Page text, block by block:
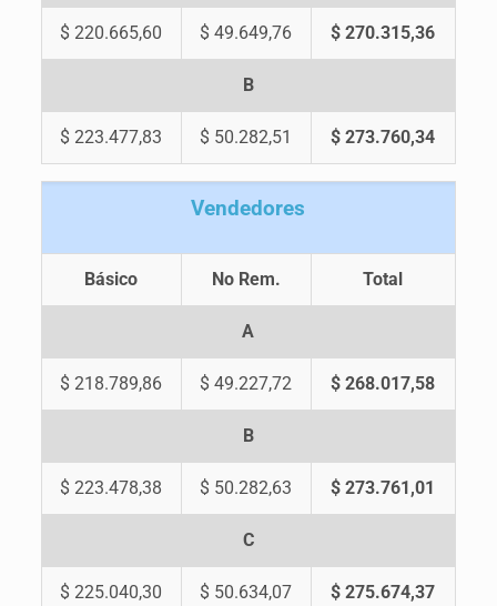
$ 220.665,60 $ 49.649,76 $ 270.315,36
B
$ 223.477,83 $ 50.282,51 $ 273.760,34
Vendedores
Básico No Rem. Total
A
$ 218.789,86 $ 49.227,72 $ 268.017,58
B
$ 223.478,38 $ 50.282,63 $ 273.761,01
C
$ 225.040,30 $ 50.634,07 $ 275.674,37